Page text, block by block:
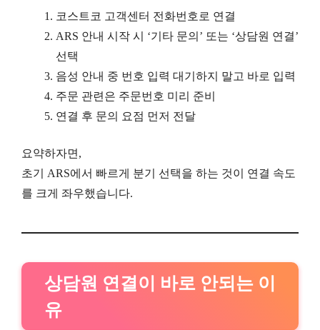
코스트코 고객센터 전화번호로 연결
ARS 안내 시작 시 ‘기타 문의’ 또는 ‘상담원 연결’
선택
음성 안내 중 번호 입력 대기하지 말고 바로 입력
주문 관련은 주문번호 미리 준비
연결 후 문의 요점 먼저 전달
요약하자면,
초기 ARS에서 빠르게 분기 선택을 하는 것이 연결 속도
를 크게 좌우했습니다.
상담원 연결이 바로 안되는 이
유